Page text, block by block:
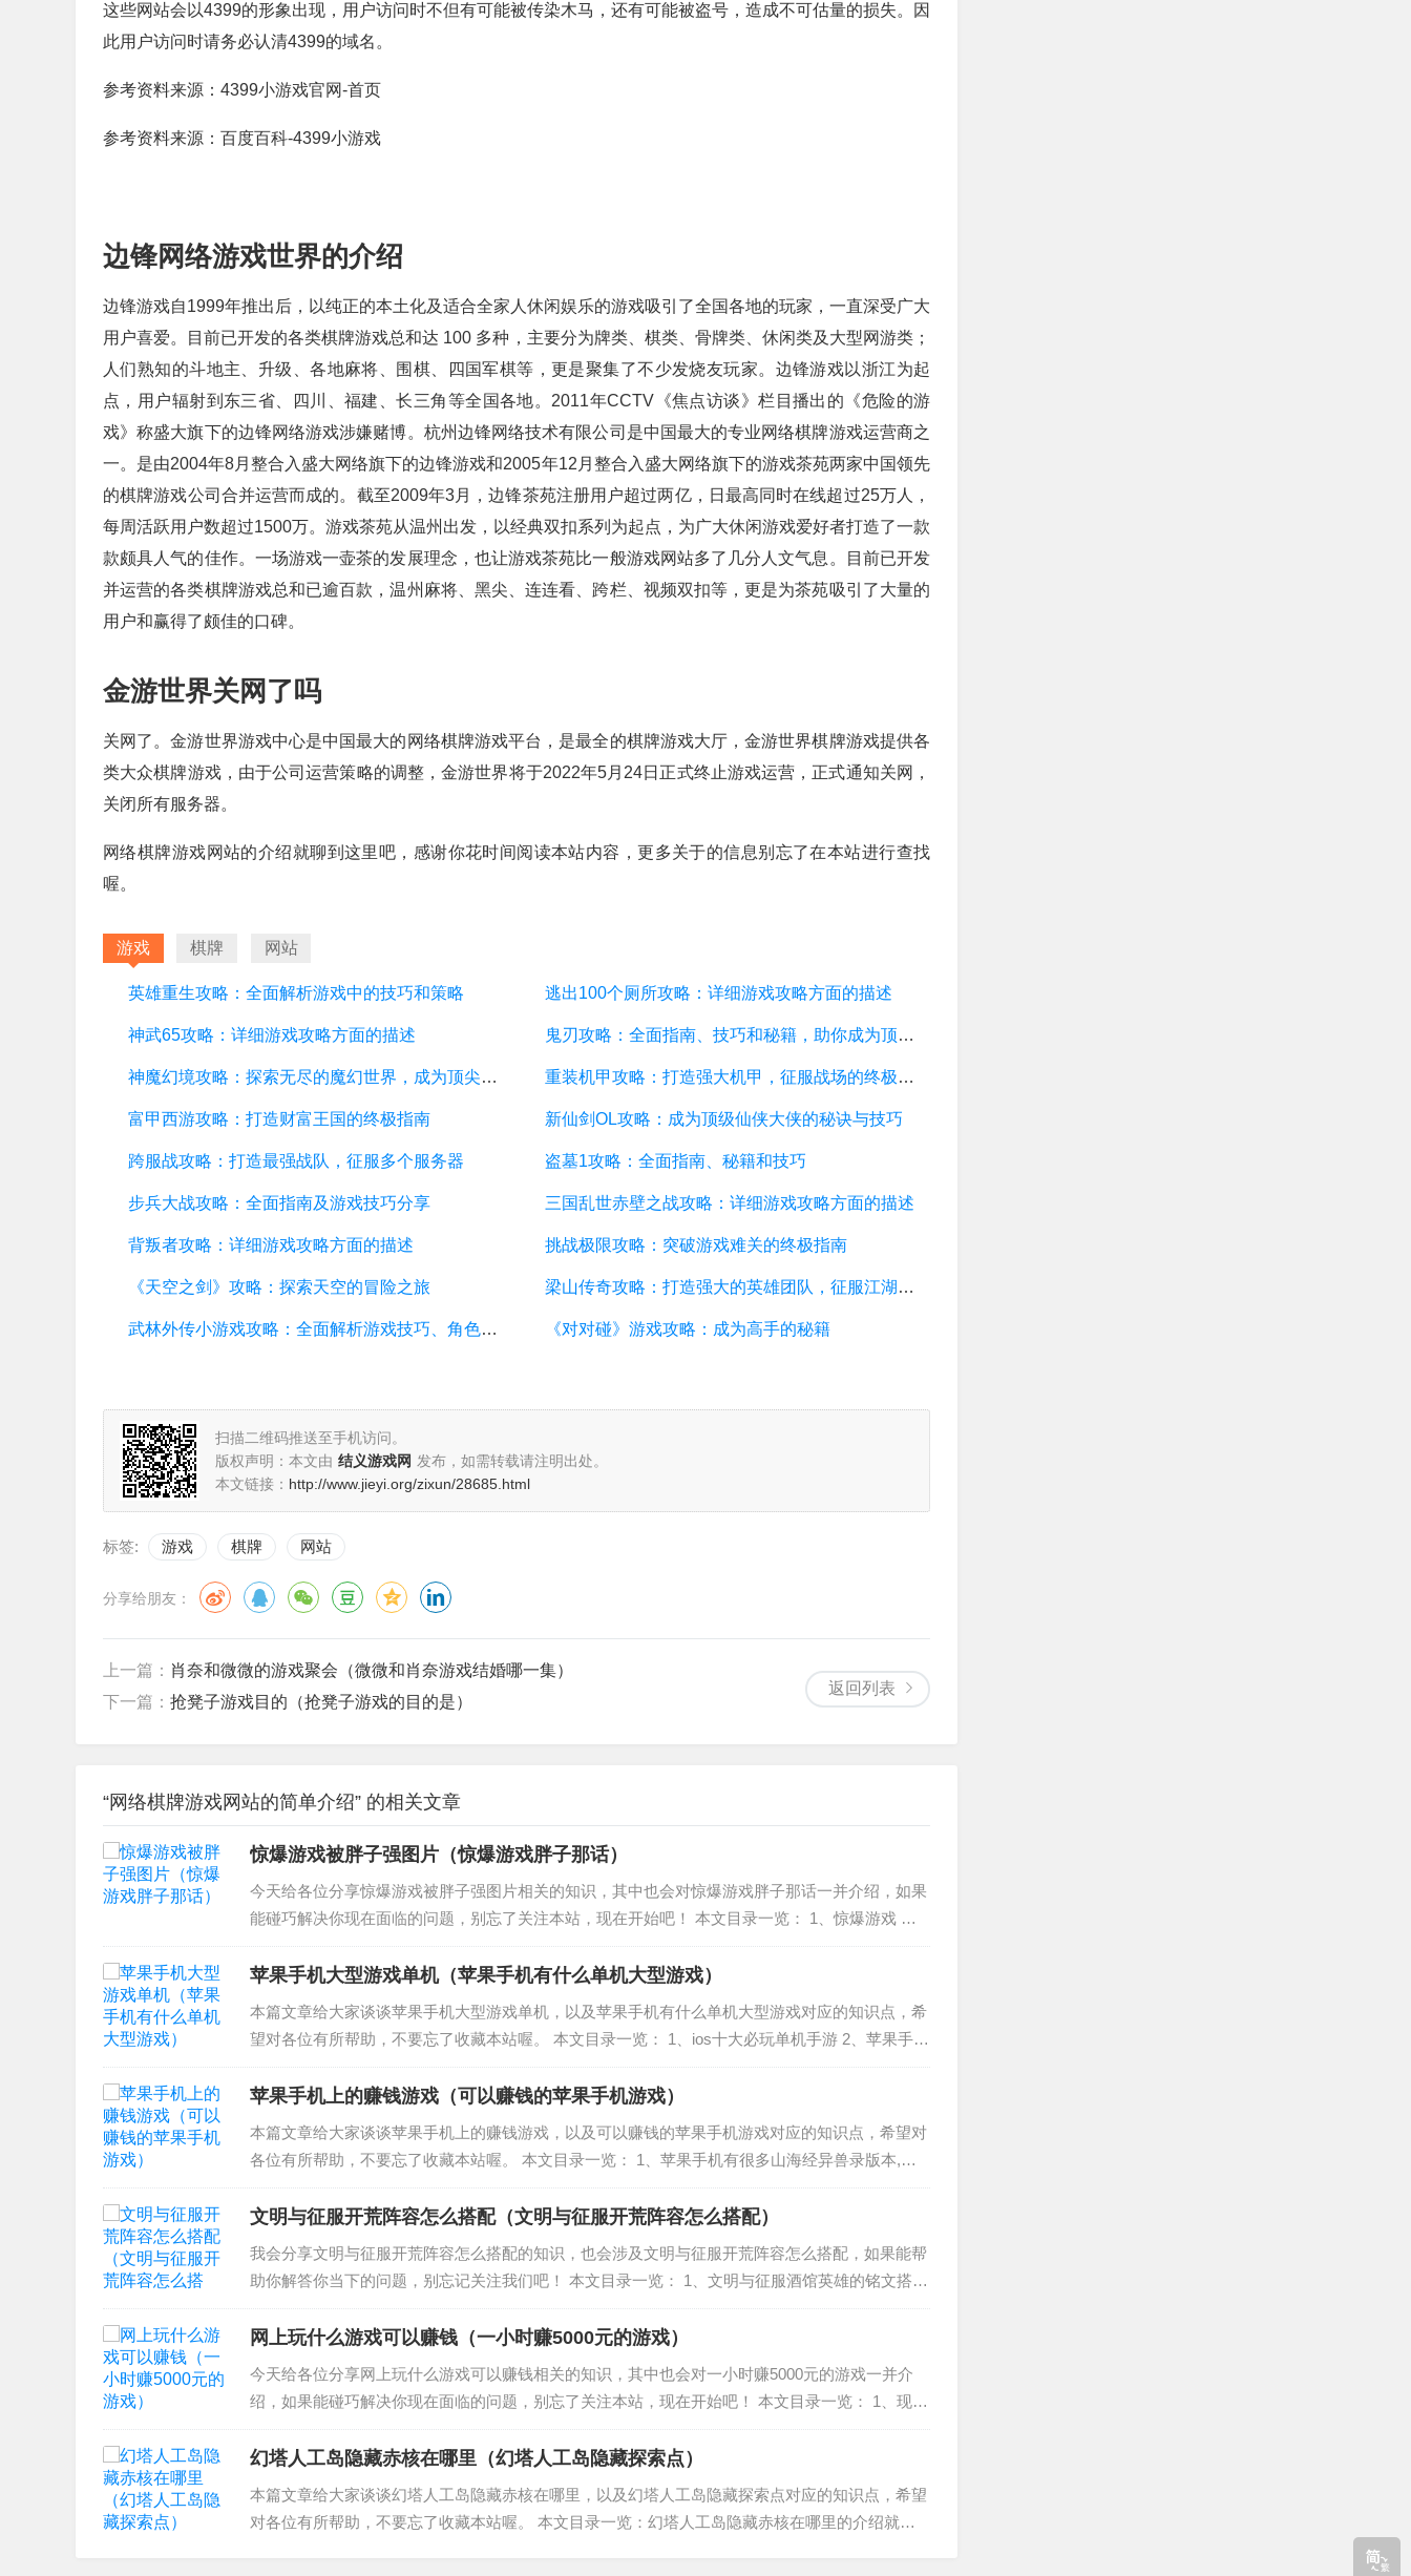
这些网站会以4399的形象出现，用户访问时不但有可能被传染木马，还有可能被盗号，造成不可估量的损失。因
此用户访问时请务必认清4399的域名。
参考资料来源：4399小游戏官网-首页
参考资料来源：百度百科-4399小游戏
边锋网络游戏世界的介绍
边锋游戏自1999年推出后，以纯正的本土化及适合全家人休闲娱乐的游戏吸引了全国各地的玩家，一直深受广大
用户喜爱。目前已开发的各类棋牌游戏总和达 100 多种，主要分为牌类、棋类、骨牌类、休闲类及大型网游类；
人们熟知的斗地主、升级、各地麻将、围棋、四国军棋等，更是聚集了不少发烧友玩家。边锋游戏以浙江为起
点，用户辐射到东三省、四川、福建、长三角等全国各地。2011年CCTV《焦点访谈》栏目播出的《危险的游
戏》称盛大旗下的边锋网络游戏涉嫌赌博。杭州边锋网络技术有限公司是中国最大的专业网络棋牌游戏运营商之
一。是由2004年8月整合入盛大网络旗下的边锋游戏和2005年12月整合入盛大网络旗下的游戏茶苑两家中国领先
的棋牌游戏公司合并运营而成的。截至2009年3月，边锋茶苑注册用户超过两亿，日最高同时在线超过25万人，
每周活跃用户数超过1500万。游戏茶苑从温州出发，以经典双扣系列为起点，为广大休闲游戏爱好者打造了一款
款颇具人气的佳作。一场游戏一壶茶的发展理念，也让游戏茶苑比一般游戏网站多了几分人文气息。目前已开发
并运营的各类棋牌游戏总和已逾百款，温州麻将、黑尖、连连看、跨栏、视频双扣等，更是为茶苑吸引了大量的
用户和赢得了颇佳的口碑。
金游世界关网了吗
关网了。金游世界游戏中心是中国最大的网络棋牌游戏平台，是最全的棋牌游戏大厅，金游世界棋牌游戏提供各
类大众棋牌游戏，由于公司运营策略的调整，金游世界将于2022年5月24日正式终止游戏运营，正式通知关网，
关闭所有服务器。
网络棋牌游戏网站的介绍就聊到这里吧，感谢你花时间阅读本站内容，更多关于的信息别忘了在本站进行查找
喔。
游戏 棋牌 网站
英雄重生攻略：全面解析游戏中的技巧和策略 逃出100个厕所攻略：详细游戏攻略方面的描述
神武65攻略：详细游戏攻略方面的描述 鬼刃攻略：全面指南、技巧和秘籍，助你成为顶尖玩家
神魔幻境攻略：探索无尽的魔幻世界，成为顶尖玩家 重装机甲攻略：打造强大机甲，征服战场的终极指南
富甲西游攻略：打造财富王国的终极指南 新仙剑OL攻略：成为顶级仙侠大侠的秘诀与技巧
跨服战攻略：打造最强战队，征服多个服务器 盗墓1攻略：全面指南、秘籍和技巧
步兵大战攻略：全面指南及游戏技巧分享 三国乱世赤壁之战攻略：详细游戏攻略方面的描述
背叛者攻略：详细游戏攻略方面的描述 挑战极限攻略：突破游戏难关的终极指南
《天空之剑》攻略：探索天空的冒险之旅 梁山传奇攻略：打造强大的英雄团队，征服江湖的必备指南
武林外传小游戏攻略：全面解析游戏技巧、角色选择和剧情推进 《对对碰》游戏攻略：成为高手的秘籍
扫描二维码推送至手机访问。
版权声明：本文由 结义游戏网 发布，如需转载请注明出处。
本文链接： http://www.jieyi.org/zixun/28685.html
标签: 游戏 棋牌 网站
分享给朋友：
返回列表
上一篇： 肖奈和微微的游戏聚会（微微和肖奈游戏结婚哪一集）
下一篇： 抢凳子游戏目的（抢凳子游戏的目的是）
“网络棋牌游戏网站的简单介绍” 的相关文章
惊爆游戏被胖子强图片（惊爆游戏胖子那话）
今天给各位分享惊爆游戏被胖子强图片相关的知识，其中也会对惊爆游戏胖子那话一并介绍，如果
能碰巧解决你现在面临的问题，别忘了关注本站，现在开始吧！ 本文目录一览： 1、惊爆游戏 女
主角有没有被胖子推倒 求漫画正解 2、惊爆游戏胖子是第几集 3、惊爆游戏 第二话 女主到底有没
有被胖子内个哑？？...
苹果手机大型游戏单机（苹果手机有什么单机大型游戏）
本篇文章给大家谈谈苹果手机大型游戏单机，以及苹果手机有什么单机大型游戏对应的知识点，希
望对各位有所帮助，不要忘了收藏本站喔。 本文目录一览： 1、ios十大必玩单机手游 2、苹果手机
有哪些好玩的大型单机游戏? 3、现在ios有没有好玩的大型单机游戏 4、ios超大型单机游戏有哪
些？哪款值...
苹果手机上的赚钱游戏（可以赚钱的苹果手机游戏）
本篇文章给大家谈谈苹果手机上的赚钱游戏，以及可以赚钱的苹果手机游戏对应的知识点，希望对
各位有所帮助，不要忘了收藏本站喔。 本文目录一览： 1、苹果手机有很多山海经异兽录版本,哪
个能赚钱 2、每天能赚10—20元的手机游戏 3、苹果手机可以赚钱的农场游戏有哪些 4、苹果手机
什么游戏可以赚钱...
文明与征服开荒阵容怎么搭配（文明与征服开荒阵容怎么搭配）
我会分享文明与征服开荒阵容怎么搭配的知识，也会涉及文明与征服开荒阵容怎么搭配，如果能帮
助你解答你当下的问题，别忘记关注我们吧！ 本文目录一览： 1、文明与征服酒馆英雄的铭文搭配
2、《文明与征服》S4阵容搭配推荐 3、文明与征服阵容搭配 4、文明与征服s1赛季红胡子搭配阵
容 文明与征...
网上玩什么游戏可以赚钱（一小时赚5000元的游戏）
今天给各位分享网上玩什么游戏可以赚钱相关的知识，其中也会对一小时赚5000元的游戏一并介
绍，如果能碰巧解决你现在面临的问题，别忘了关注本站，现在开始吧！ 本文目录一览： 1、现在
什么网游可以赚钱？ 2、赚钱游戏有哪些？ 3、有什么手游可以赚钱 现在什么网游可以赚钱？ 可以
赚钱的游戏有：《魔...
幻塔人工岛隐藏赤核在哪里（幻塔人工岛隐藏探索点）
本篇文章给大家谈谈幻塔人工岛隐藏赤核在哪里，以及幻塔人工岛隐藏探索点对应的知识点，希望
对各位有所帮助，不要忘了收藏本站喔。 本文目录一览：幻塔人工岛隐藏赤核在哪里的介绍就聊